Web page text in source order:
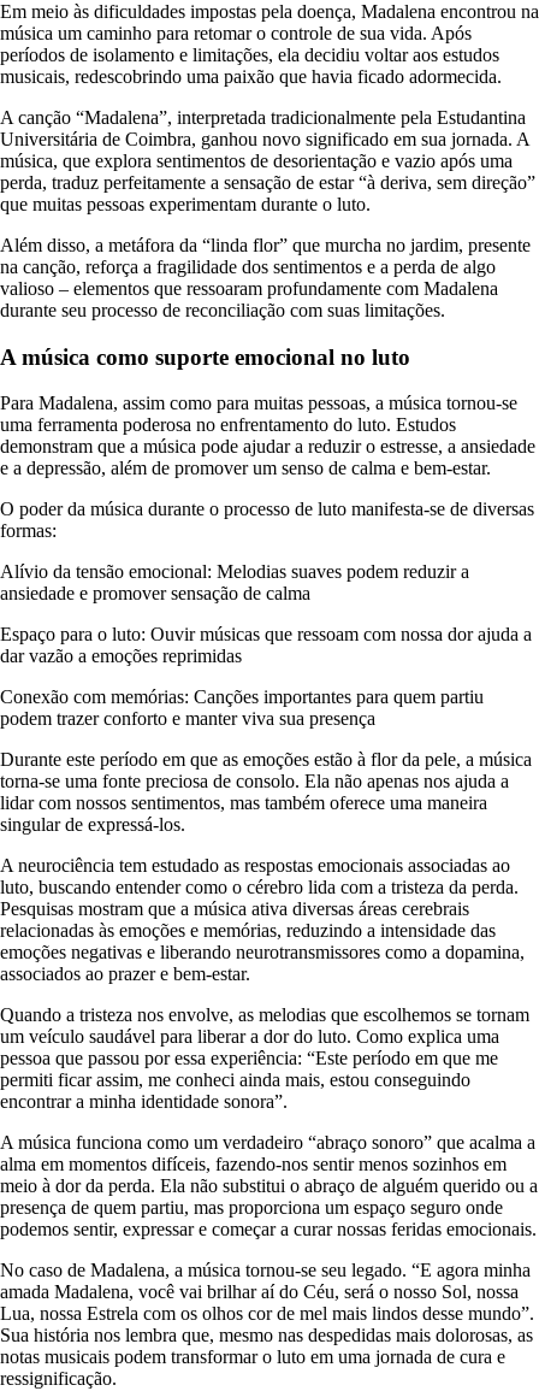
Em meio às dificuldades impostas pela doença, Madalena encontrou na
música um caminho para retomar o controle de sua vida. Após
períodos de isolamento e limitações, ela decidiu voltar aos estudos
musicais, redescobrindo uma paixão que havia ficado adormecida.
A canção “Madalena”, interpretada tradicionalmente pela Estudantina
Universitária de Coimbra, ganhou novo significado em sua jornada. A
música, que explora sentimentos de desorientação e vazio após uma
perda, traduz perfeitamente a sensação de estar “à deriva, sem direção”
que muitas pessoas experimentam durante o luto.
Além disso, a metáfora da “linda flor” que murcha no jardim, presente
na canção, reforça a fragilidade dos sentimentos e a perda de algo
valioso – elementos que ressoaram profundamente com Madalena
durante seu processo de reconciliação com suas limitações.
A música como suporte emocional no luto
Para Madalena, assim como para muitas pessoas, a música tornou-se
uma ferramenta poderosa no enfrentamento do luto. Estudos
demonstram que a música pode ajudar a reduzir o estresse, a ansiedade
e a depressão, além de promover um senso de calma e bem-estar.
O poder da música durante o processo de luto manifesta-se de diversas
formas:
Alívio da tensão emocional: Melodias suaves podem reduzir a
ansiedade e promover sensação de calma
Espaço para o luto: Ouvir músicas que ressoam com nossa dor ajuda a
dar vazão a emoções reprimidas
Conexão com memórias: Canções importantes para quem partiu
podem trazer conforto e manter viva sua presença
Durante este período em que as emoções estão à flor da pele, a música
torna-se uma fonte preciosa de consolo. Ela não apenas nos ajuda a
lidar com nossos sentimentos, mas também oferece uma maneira
singular de expressá-los.
A neurociência tem estudado as respostas emocionais associadas ao
luto, buscando entender como o cérebro lida com a tristeza da perda.
Pesquisas mostram que a música ativa diversas áreas cerebrais
relacionadas às emoções e memórias, reduzindo a intensidade das
emoções negativas e liberando neurotransmissores como a dopamina,
associados ao prazer e bem-estar.
Quando a tristeza nos envolve, as melodias que escolhemos se tornam
um veículo saudável para liberar a dor do luto. Como explica uma
pessoa que passou por essa experiência: “Este período em que me
permiti ficar assim, me conheci ainda mais, estou conseguindo
encontrar a minha identidade sonora”.
A música funciona como um verdadeiro “abraço sonoro” que acalma a
alma em momentos difíceis, fazendo-nos sentir menos sozinhos em
meio à dor da perda. Ela não substitui o abraço de alguém querido ou a
presença de quem partiu, mas proporciona um espaço seguro onde
podemos sentir, expressar e começar a curar nossas feridas emocionais.
No caso de Madalena, a música tornou-se seu legado. “E agora minha
amada Madalena, você vai brilhar aí do Céu, será o nosso Sol, nossa
Lua, nossa Estrela com os olhos cor de mel mais lindos desse mundo”.
Sua história nos lembra que, mesmo nas despedidas mais dolorosas, as
notas musicais podem transformar o luto em uma jornada de cura e
ressignificação.